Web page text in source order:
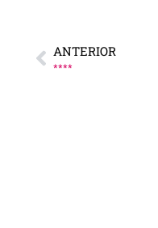
ANTERIOR
****